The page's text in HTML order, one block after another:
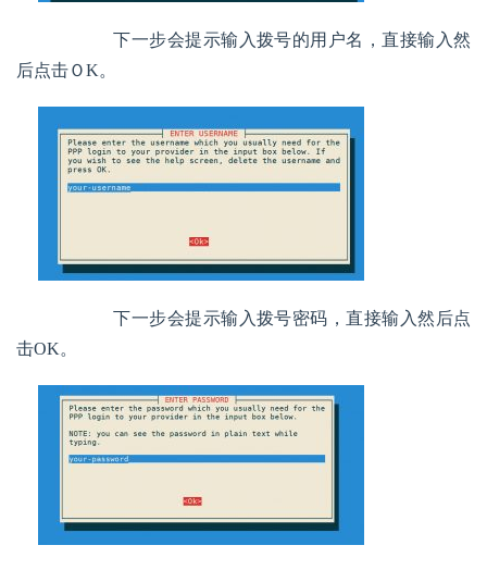
下一步会提示输入拨号的用户名，直接输入然
后点击ＯK。
下一步会提示输入拨号密码，直接输入然后点
击OK。